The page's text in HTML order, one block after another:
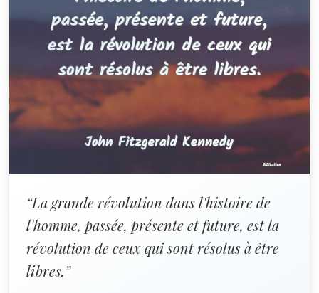
“La grande révolution dans l'histoire de
l'homme, passée, présente et future, est la
révolution de ceux qui sont résolus à être
libres.”